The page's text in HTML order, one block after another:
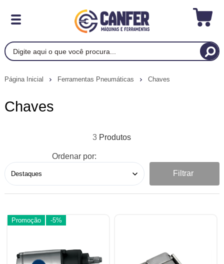
Página Inicial Ferramentas Pneumáticas Chaves
Chaves
3
Ordenar por:
Filtrar
Promoção -5%